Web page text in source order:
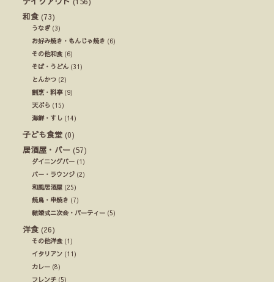
和食 (73)
うなぎ(3)
お好み焼き・もんじゃ焼き (6)
その他和食(6)
そば・うどん (31)
とんかつ (2)
割烹・料亭(9)
天ぷら (15)
海鮮・すし (14)
子ども食堂 (0)
居酒屋・バー (57)
ダイニングバー (1)
バー・ラウンジ (2)
和風居酒屋 (25)
焼鳥・串焼き (7)
結婚式ニ次会・パーティー (5)
洋食 (26)
その他洋食(1)
イタリアン (11)
カレー (8)
フレンチ (5)